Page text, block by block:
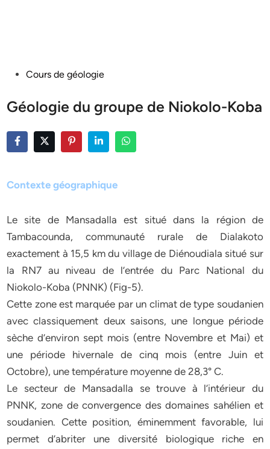
PostedCours de géologie
Géologie du groupe de Niokolo-Koba
Contexte géographique
Le site de Mansadalla est situé dans la région de
Tambacounda, communauté rurale de Dialakoto
exactement à 15,5 km du village de Diénoudiala situé sur
la RN7 au niveau de l’entrée du Parc National du
Niokolo-Koba (PNNK) (Fig-5).
Cette zone est marquée par un climat de type soudanien
avec classiquement deux saisons, une longue période
sèche d’environ sept mois (entre Novembre et Mai) et
une période hivernale de cinq mois (entre Juin et
Octobre), une température moyenne de 28,3° C.
Le secteur de Mansadalla se trouve à l’intérieur du
PNNK, zone de convergence des domaines sahélien et
soudanien. Cette position, éminemment favorable, lui
permet d’abriter une diversité biologique riche en